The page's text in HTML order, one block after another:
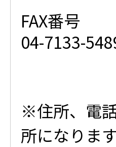
FAX番号
04-7133-
※住所、電
所になります